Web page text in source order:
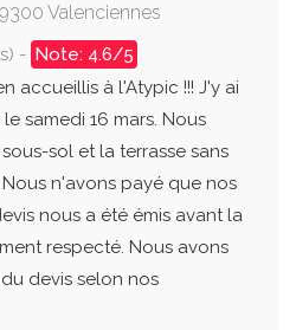
Valenciennes
- Note: 4.6/5
accueillis à l'Atypic !!! J'y ai
samedi 16 mars. Nous
sol et la terrasse sans
n'avons payé que nos
nous a été émis avant la
respecté. Nous avons
devis selon nos